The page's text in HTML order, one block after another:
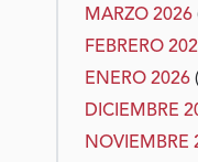
MARZO 2026
FEBRERO
ENERO 2026
DICIEMBRE
NOVIEMBRE